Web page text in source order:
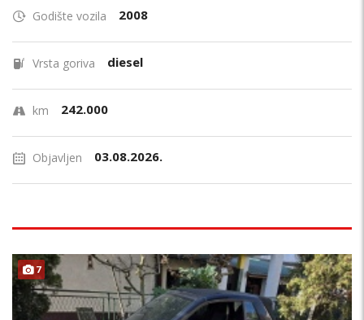
Godište vozila 2008
Vrsta goriva diesel
km 242.000
Objavljen 03.08.2026.
7